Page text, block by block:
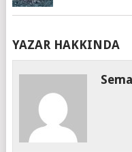
YAZAR HAKKINDA
Sema